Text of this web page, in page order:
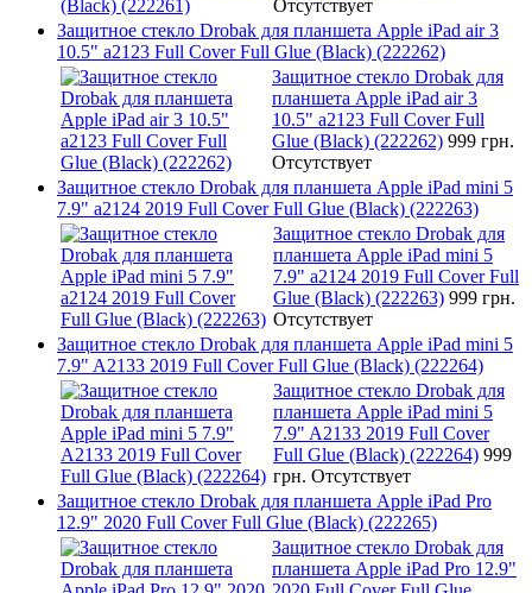
Отсутствует
Защитное стекло Drobak для планшета Apple iPad air 3
10.5" a2123 Full Cover Full Glue (Black) (222262)
Защитное стекло Drobak для
планшета Apple iPad air 3
10.5" a2123 Full Cover Full
Glue (Black) (222262) 999 грн.
Отсутствует
Защитное стекло Drobak для планшета Apple iPad mini 5
7.9" a2124 2019 Full Cover Full Glue (Black) (222263)
Защитное стекло Drobak для
планшета Apple iPad mini 5
7.9" a2124 2019 Full Cover Full
Glue (Black) (222263) 999 грн.
Отсутствует
Защитное стекло Drobak для планшета Apple iPad mini 5
7.9" A2133 2019 Full Cover Full Glue (Black) (222264)
Защитное стекло Drobak для
планшета Apple iPad mini 5
7.9" A2133 2019 Full Cover
Full Glue (Black) (222264) 999
грн. Отсутствует
Защитное стекло Drobak для планшета Apple iPad Pro
12.9" 2020 Full Cover Full Glue (Black) (222265)
Защитное стекло Drobak для
планшета Apple iPad Pro 12.9"